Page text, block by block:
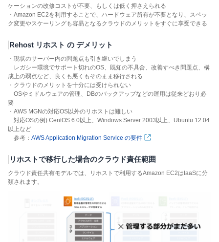
ケーションの改修コストが不要、もしくは低く押さえられる
・Amazon EC2を利用することで、ハードウェア所有が不要となり、スペッ
ク変更やスケーリングも容易となるクラウドのメリットをすぐに享受できる
Rehost リホスト の デメリット
・現状のサーバー内の問題点も引き継いでしまう
レガシー環境でサポート切れのOS、既知の不具合、改善すべき問題点、構
成上の弱点など、良くも悪くもそのまま移行される
・クラウドのメリットを十分には受けられない
OSやミドルウェアの管理、DBのバックアップなどの運用は従来どおり必
要
・AWS MGNの対応OS以外のリホストは難しい
対応OSの例) CentOS 6.0以上、Windows Server 2003以上、Ubuntu 12.04
以上など
参考： AWS Application Migration Service の要件
リホストで移行した場合のクラウド責任範囲
クラウド責任共有モデルでは、リホストで利用するAmazon EC2はIaaSに分
類されます。